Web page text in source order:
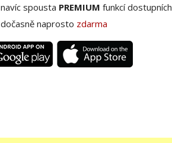
navíc spousta PREMIUM funkcí dostupních
dočasně naprosto zdarma